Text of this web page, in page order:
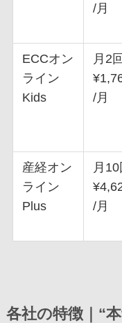
/月
ECCオン
ライン
Kids
月2回
/月
産経オン
ライン
Plus
月10
/月
各社の特徴｜“